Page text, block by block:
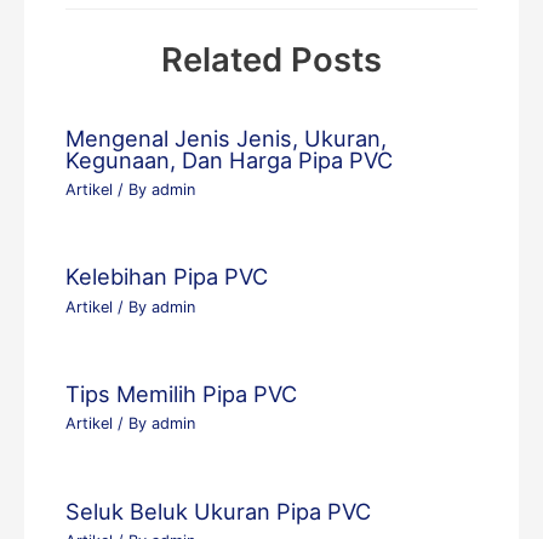
Related Posts
Mengenal Jenis Jenis, Ukuran,
Kegunaan, Dan Harga Pipa PVC
Artikel / Byadmin
Kelebihan Pipa PVC
Artikel / Byadmin
Tips Memilih Pipa PVC
Artikel / Byadmin
Seluk Beluk Ukuran Pipa PVC